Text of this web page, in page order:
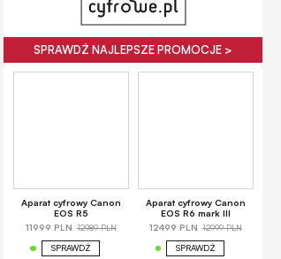
SPRAWDŹ NAJLEPSZE PROMOCJE >
Aparat cyfrowy Canon
EOS R5
11999 PLN 12989 PLN
SPRAWDŹ
Aparat cyfrowy Canon
EOS R6 mark III
12499 PLN 12999 PLN
SPRAWDŹ